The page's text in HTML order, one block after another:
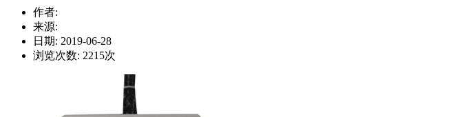
作者:
来源:
日期: 2019-06-28
浏览次数: 2215次